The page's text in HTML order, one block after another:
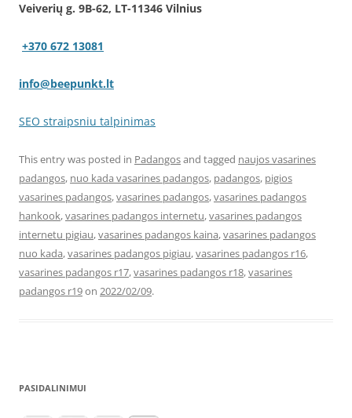
Veiverių g. 9B-62, LT-11346 Vilnius
+370 672 13081
info@beepunkt.lt
SEO straipsniu talpinimas
This entry was posted in Padangosand tagged naujos vasarines
padangos, nuo kada vasarines padangos, padangos, pigios
vasarines padangos,vasarines padangos,vasarines padangos
hankook,vasarines padangos internetu,vasarines padangos
internetu pigiau,vasarines padangos kaina,vasarines padangos
nuo kada,vasarines padangos pigiau,vasarines padangos r16,
vasarines padangos r17,vasarines padangos r18,vasarines
padangos r19on 2022/02/09.
PASIDALINIMUI